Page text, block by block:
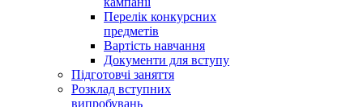
Перелік конкурсних
предметів
Вартість навчання
Документи для вступу
Підготовчі заняття
Розклад вступних
випробувань